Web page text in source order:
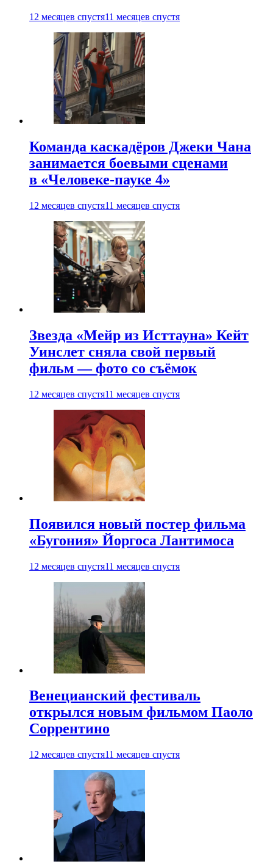
12 месяцев спустя11 месяцев спустя
Команда каскадёров Джеки Чана
занимается боевыми сценами
в «Человеке-пауке 4»
12 месяцев спустя11 месяцев спустя
Звезда «Мейр из Исттауна» Кейт
Уинслет сняла свой первый
фильм — фото со съёмок
12 месяцев спустя11 месяцев спустя
Появился новый постер фильма
«Бугония» Йоргоса Лантимоса
12 месяцев спустя11 месяцев спустя
Венецианский фестиваль
открылся новым фильмом Паоло
Соррентино
12 месяцев спустя11 месяцев спустя